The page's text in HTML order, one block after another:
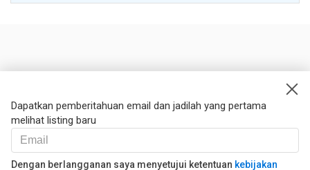
Dapatkan pemberitahuan email dan jadilah yang pertama
melihat listing baru
Dengan berlangganan saya menyetujui ketentuan kebijakan
Kontak kami
Hukum
Syarat dan ketentuan
Kebijakan privasi